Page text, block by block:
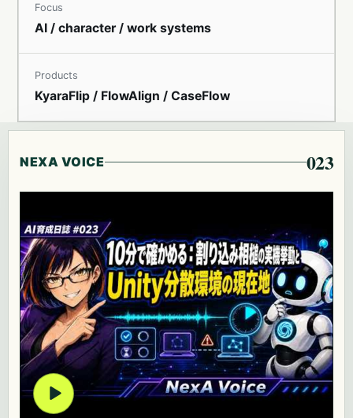
Focus
AI / character / work systems
Products
KyaraFlip / FlowAlign / CaseFlow
NEXA VOICE 023